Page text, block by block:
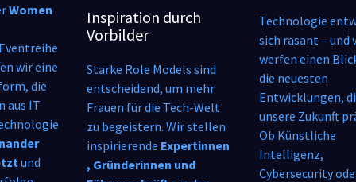
Women
wir eine
die
aus IT
und
Inspiration durch
Vorbilder
Starke Role Models sind
entscheidend, um mehr
Frauen für die Tech-Welt
zu begeistern. Wir stellen
inspirierende Expertinnen
, Gründerinnen und
Technologie
sich rasant – und
werfen einen
die neuesten
Entwicklungen,
unsere Zukunft
Ob Künstliche
Intelligenz,
Cybersecurity